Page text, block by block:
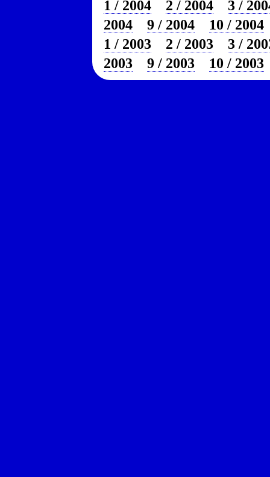
1 / 2004 2 / 2004
3 /
2004
9 / 2004
10 / 2004
1 / 2003
2 / 2003
3 /
2003
9 / 2003 10 / 2003